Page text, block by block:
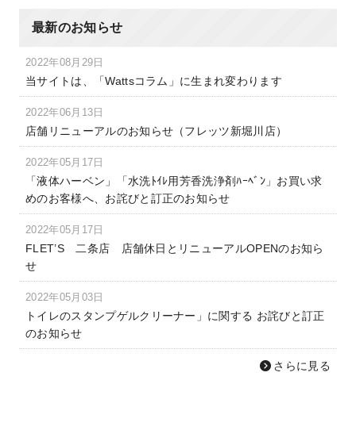
最新のお知らせ
2022年08月29日
当サイトは、「Wattsコラム」に生まれ変わります
2022年06月13日
店舗リニューアルのお知らせ（フレッツ新堀川店）
2022年05月17日
「液体ハーベン」「水洗ﾄｲﾚ用芳香洗浄剤ﾊｰﾍﾞﾝ」お買い求
めのお客様へ、お詫びと訂正のお知らせ
2022年05月17日
FLET’S 二条店 店舗休日とリニューアルOPENのお知ら
せ
2022年05月03日
トイレのスタンプゲルクリーナー」に関する お詫びと訂正
のお知らせ
さらに見る